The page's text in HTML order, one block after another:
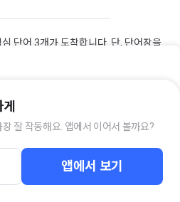
단어 3개가 도착합니다. 단, 단어장을
래 '하나의 몸 안으로 합치다'라는 물리
러 사람이 모여 하나의 '인공적 인격
라는 의미로 확장되었어요. 오늘날 기업
.
어의 탄생 배경 + 일러스트로 단어를 '이
입장하기
잘 작동해요. 앱에서 이어서 볼까요?
앱에서 보기